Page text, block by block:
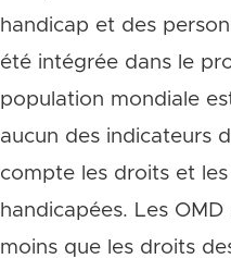
handicap et des
été intégrée dans le
population mondiale
aucun des indicateurs
compte les droits et
handicapées. Les
moins que les droits